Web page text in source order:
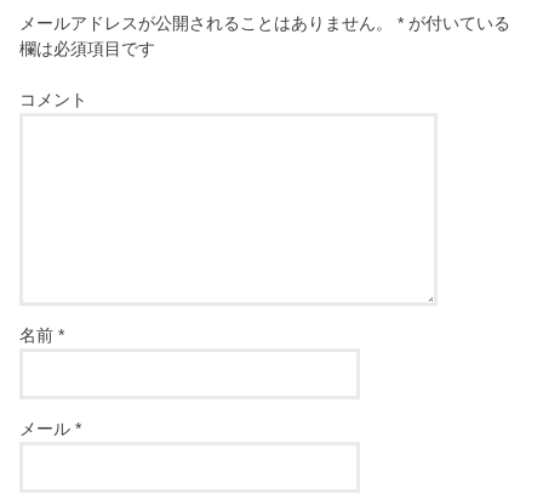
メールアドレスが公開されることはありません。 * が付いている
欄は必須項目です
コメント
名前*
メール*